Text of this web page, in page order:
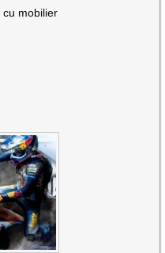
cu mobilier